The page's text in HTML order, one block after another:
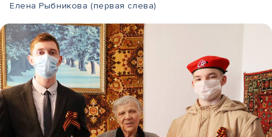
Елена Рыбникова (первая слева)